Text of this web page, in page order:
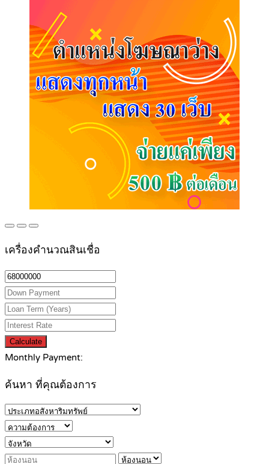
เครื่องคำนวณสินเชื่อ
Calculate
Monthly Payment:
ค้นหา ที่คุณต้องการ